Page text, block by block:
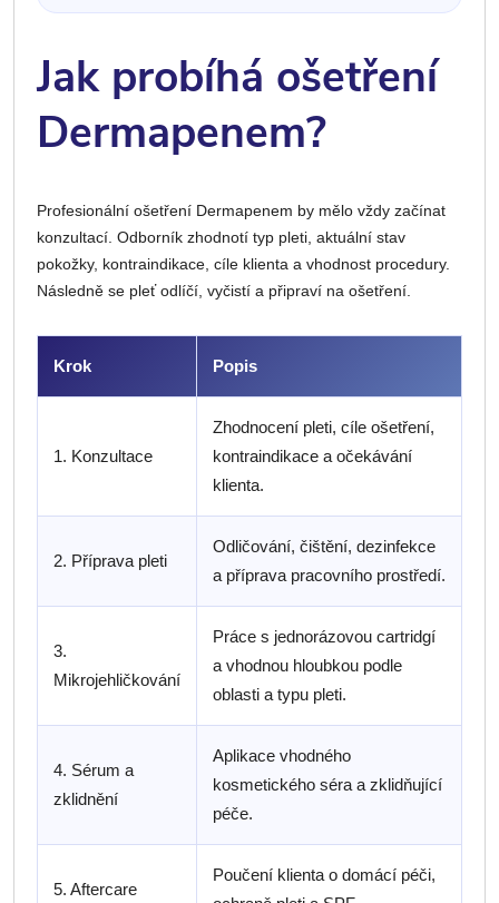
Jak probíhá ošetření
Dermapenem?
Profesionální ošetření Dermapenem by mělo vždy začínat
konzultací. Odborník zhodnotí typ pleti, aktuální stav
pokožky, kontraindikace, cíle klienta a vhodnost procedury.
Následně se pleť odlíčí, vyčistí a připraví na ošetření.
Krok Popis
1. Konzultace
Zhodnocení pleti, cíle ošetření,
kontraindikace a očekávání
klienta.
2. Příprava pleti
Odličování, čištění, dezinfekce
a příprava pracovního prostředí.
3.
Mikrojehličkování
Práce s jednorázovou cartridgí
a vhodnou hloubkou podle
oblasti a typu pleti.
4. Sérum a
zklidnění
Aplikace vhodného
kosmetického séra a zklidňující
péče.
5. Aftercare
Poučení klienta o domácí péči,